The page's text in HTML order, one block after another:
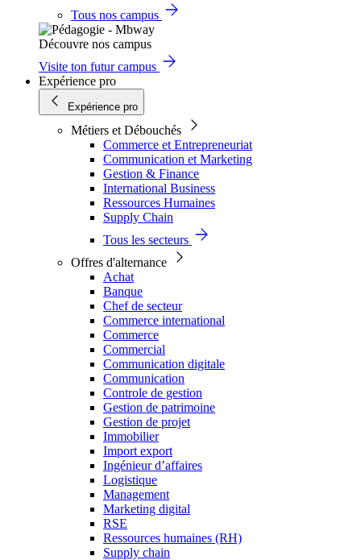
Tous nos campus
Découvre nos campus
Visite ton futur campus
Expérience pro
Expérience pro
Métiers et Débouchés
Commerce et Entrepreneuriat
Communication et Marketing
Gestion & Finance
International Business
Ressources Humaines
Supply Chain
Tous les secteurs
Offres d'alternance
Achat
Banque
Chef de secteur
Commerce international
Commerce
Commercial
Communication digitale
Communication
Controle de gestion
Gestion de patrimoine
Gestion de projet
Immobilier
Import export
Ingénieur d’affaires
Logistique
Management
Marketing digital
RSE
Ressources humaines (RH)
Supply chain